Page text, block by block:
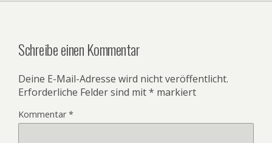
Schreibe einen Kommentar
Deine E-Mail-Adresse wird nicht veröffentlicht.
Erforderliche Felder sind mit* markiert
Kommentar*